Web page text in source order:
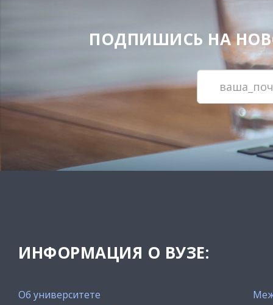
ПОДПИШИСЬ НА
ИНФОРМАЦИЯ О ВУЗЕ:
Об университете